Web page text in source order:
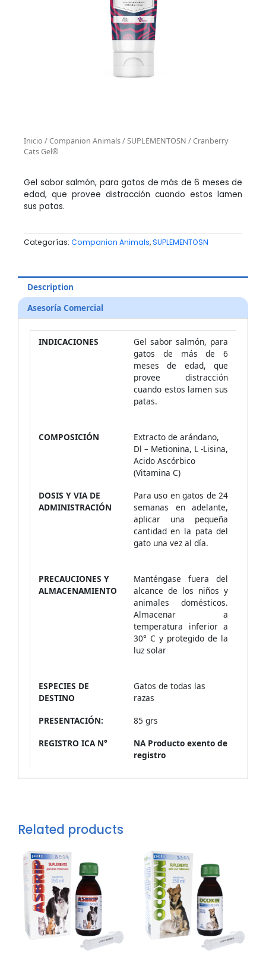
Inicio /Companion Animals/SUPLEMENTOSN / Cranberry
Cats Gel®
Gel sabor salmón, para gatos de más de 6 meses de
edad, que provee distracción cuando estos lamen
sus patas.
Categorías: Companion Animals,SUPLEMENTOSN
Description
Asesoría Comercial
INDICACIONES
Gel sabor salmón, para
gatos de más de 6
meses de edad, que
provee distracción
cuando estos lamen sus
patas.
COMPOSICIÓN
Extracto de arándano,
Dl – Metionina, L -Lisina,
Acido Ascórbico
(Vitamina C)
DOSIS Y VIA DE
ADMINISTRACIÓN
Para uso en gatos de 24
semanas en adelante,
aplicar una pequeña
cantidad en la pata del
gato una vez al día.
PRECAUCIONES Y
ALMACENAMIENTO
Manténgase fuera del
alcance de los niños y
animales domésticos.
Almacenar a
temperatura inferior a
30° C y protegido de la
luz solar
ESPECIES DE
DESTINO
Gatos de todas las
razas
PRESENTACIÓN:
85 grs
REGISTRO ICA N°
NA Producto exento de
registro
Related products